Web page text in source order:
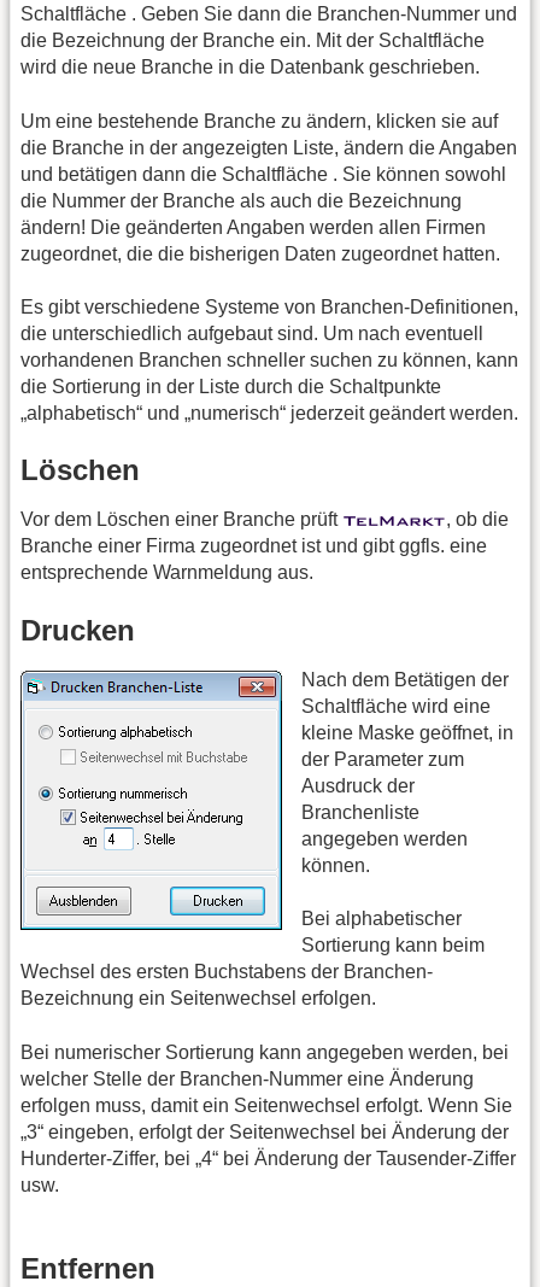
Schaltfläche . Geben Sie dann die Branchen-Nummer und
die Bezeichnung der Branche ein. Mit der Schaltfläche
wird die neue Branche in die Datenbank geschrieben.
Um eine bestehende Branche zu ändern, klicken sie auf
die Branche in der angezeigten Liste, ändern die Angaben
und betätigen dann die Schaltfläche . Sie können sowohl
die Nummer der Branche als auch die Bezeichnung
ändern! Die geänderten Angaben werden allen Firmen
zugeordnet, die die bisherigen Daten zugeordnet hatten.
Es gibt verschiedene Systeme von Branchen-Definitionen,
die unterschiedlich aufgebaut sind. Um nach eventuell
vorhandenen Branchen schneller suchen zu können, kann
die Sortierung in der Liste durch die Schaltpunkte
„alphabetisch“ und „numerisch“ jederzeit geändert werden.
Löschen
Vor dem Löschen einer Branche prüft
, ob die
Branche einer Firma zugeordnet ist und gibt ggfls. eine
entsprechende Warnmeldung aus.
Drucken
Nach dem Betätigen der
Schaltfläche wird eine
kleine Maske geöffnet, in
der Parameter zum
Ausdruck der
Branchenliste
angegeben werden
können.
Bei alphabetischer
Sortierung kann beim
Wechsel des ersten Buchstabens der Branchen-
Bezeichnung ein Seitenwechsel erfolgen.
Bei numerischer Sortierung kann angegeben werden, bei
welcher Stelle der Branchen-Nummer eine Änderung
erfolgen muss, damit ein Seitenwechsel erfolgt. Wenn Sie
„3“ eingeben, erfolgt der Seitenwechsel bei Änderung der
Hunderter-Ziffer, bei „4“ bei Änderung der Tausender-Ziffer
usw.
Entfernen